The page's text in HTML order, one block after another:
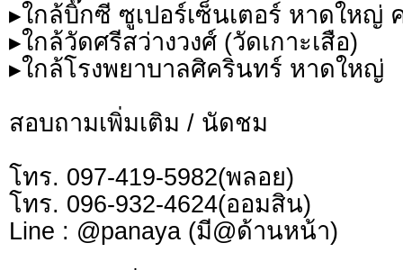
▸ใกล้บิ๊กซี ซูเปอร์เซ็นเตอร์ หาดใหญ่
▸ใกล้วัดศรีสว่างวงศ์ (วัดเกาะเสือ)
▸ใกล้โรงพยาบาลศิครินทร์ หาดใหญ่
สอบถามเพิ่มเติม / นัดชม
โทร. 097-419-5982(พลอย)
โทร. 096-932-4624(ออมสิน)
Line : @panaya (มี@ด้านหน้า)